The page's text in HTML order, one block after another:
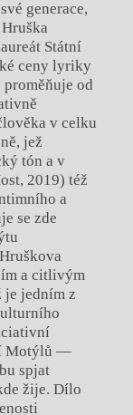
generace,
Státní
ceny lyriky
od
v celku
jež
tón a v
2019) též
a
se zde
a citlivým
jedním z
Motýlů —
spjat
žije. Dílo